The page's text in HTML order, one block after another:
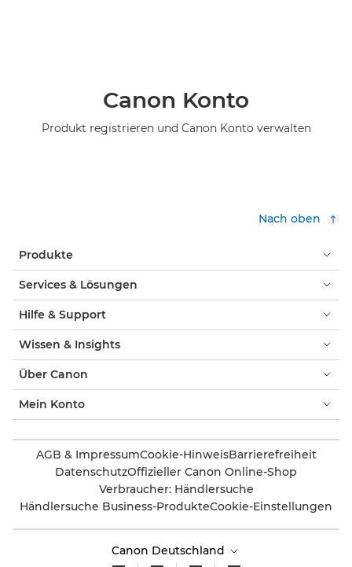
Canon Konto
Produkt registrieren und Canon Konto verwalten
Nach oben
Produkte
Services & Lösungen
Hilfe & Support
Wissen & Insights
Über Canon
Mein Konto
AGB & ImpressumCookie-HinweisBarrierefreiheit
DatenschutzOffizieller Canon Online-Shop
Verbraucher: Händlersuche
Händlersuche Business-ProdukteCookie-Einstellungen
Canon Deutschland